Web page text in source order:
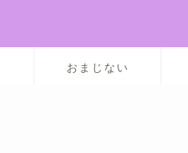
おまじない